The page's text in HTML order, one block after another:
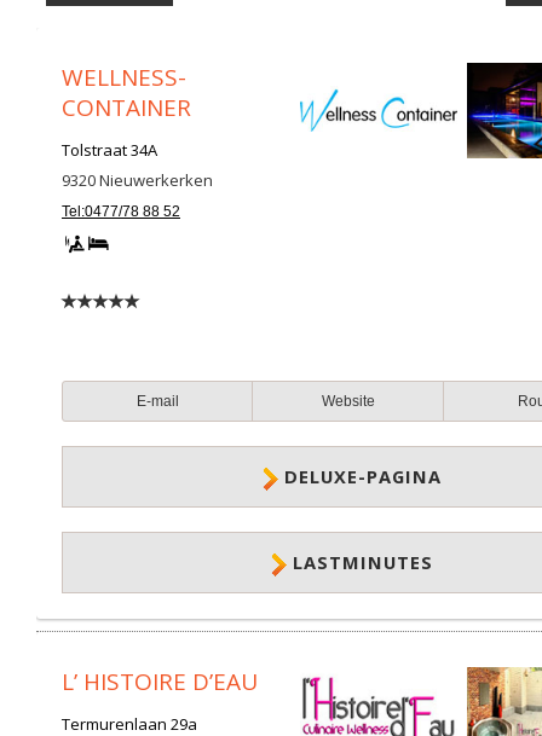
WELLNESS-
CONTAINER
Tolstraat 34A
9320Nieuwerkerken
Tel:0477/78 88 52
E-mail Website
DELUXE-PAGINA
LASTMINUTES
L’ HISTOIRE D’EAU
Termurenlaan 29a